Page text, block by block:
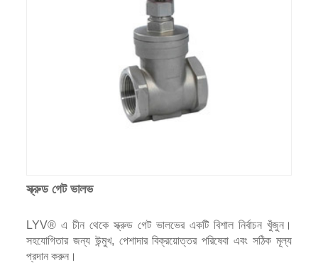
স্ক্রুড গেট ভালভ
LYV® এ চীন থেকে স্ক্রুড গেট ভালভের একটি বিশাল নির্বাচন খুঁজুন।
সহযোগিতার জন্য উন্মুখ, পেশাদার বিক্রয়োত্তর পরিষেবা এবং সঠিক মূল্য
প্রদান করুন।